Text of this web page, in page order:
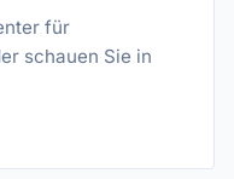
für
schauen Sie in